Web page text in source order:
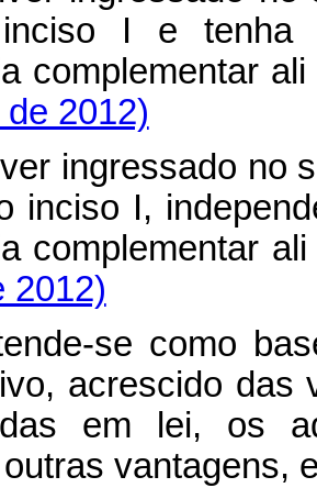
I e tenha
de 2012)
ingressado no
inciso I,
2012)
se como
acrescido das
em lei, os
vantagens,